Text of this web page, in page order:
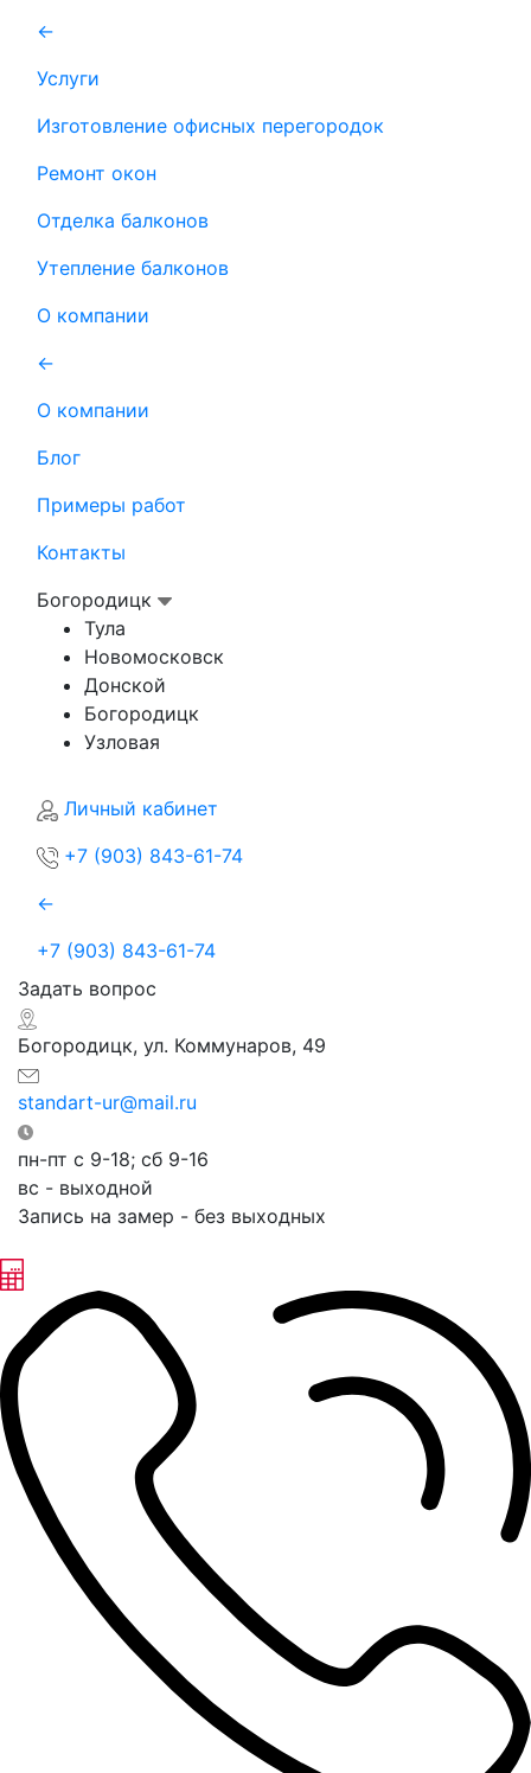
←
Услуги
Изготовление офисных перегородок
Ремонт окон
Отделка балконов
Утепление балконов
О компании
←
О компании
Блог
Примеры работ
Контакты
Богородицк
Тула
Новомосковск
Донской
Богородицк
Узловая
Личный кабинет
+7 (903) 843-61-74
←
+7 (903) 843-61-74
Задать вопрос
Богородицк, ул. Коммунаров, 49
standart-ur@mail.ru
пн-пт с 9-18; сб 9-16
вс - выходной
Запись на замер - без выходных